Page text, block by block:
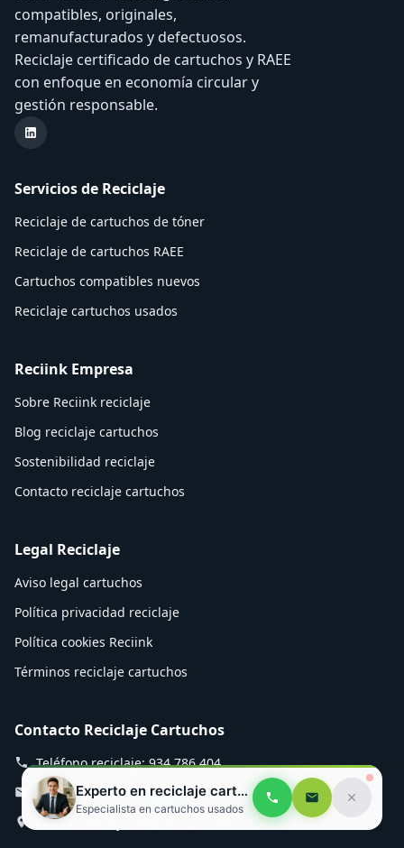
Experto en reciclaje cartuchos
Especialista en cartuchos usados
compatibles, originales,
remanufacturados y defectuosos.
Reciclaje certificado de cartuchos y RAEE
con enfoque en economía circular y
gestión responsable.
LinkedIn Reciink
Servicios de Reciclaje
Reciclaje de cartuchos de tóner
Reciclaje de cartuchos RAEE
Cartuchos compatibles nuevos
Reciclaje cartuchos usados
Reciink Empresa
Sobre Reciink reciclaje
Blog reciclaje cartuchos
Sostenibilidad reciclaje
Contacto reciclaje cartuchos
Legal Reciclaje
Aviso legal cartuchos
Política privacidad reciclaje
Política cookies Reciink
Términos reciclaje cartuchos
Contacto Reciclaje Cartuchos
Teléfono reciclaje: 934 786 404
Email cartuchos: info@reciink.com
Planta reciclaje: Mozart 12, Rubí